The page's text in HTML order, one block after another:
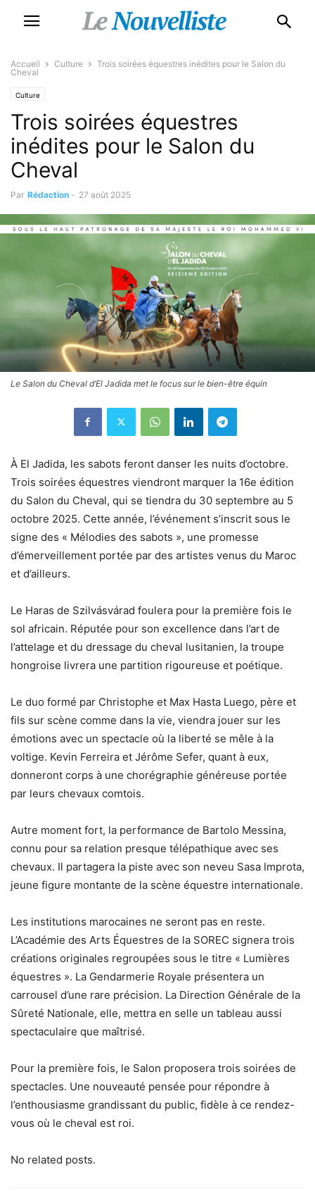
Accueil Culture
Trois soirées équestres inédites pour le Salon du
Cheval
Culture
Trois soirées équestres
inédites pour le Salon du
Cheval
Par Rédaction - 27 août 2025
Le Salon du Cheval d’El Jadida met le focus sur le bien-être équin
À El Jadida, les sabots feront danser les nuits d’octobre.
Trois soirées équestres viendront marquer la 16e édition
du Salon du Cheval, qui se tiendra du 30 septembre au 5
octobre 2025. Cette année, l’événement s’inscrit sous le
signe des « Mélodies des sabots », une promesse
d’émerveillement portée par des artistes venus du Maroc
et d’ailleurs.
Le Haras de Szilvásvárad foulera pour la première fois le
sol africain. Réputée pour son excellence dans l’art de
l’attelage et du dressage du cheval lusitanien, la troupe
hongroise livrera une partition rigoureuse et poétique.
Le duo formé par Christophe et Max Hasta Luego, père et
fils sur scène comme dans la vie, viendra jouer sur les
émotions avec un spectacle où la liberté se mêle à la
voltige. Kevin Ferreira et Jérôme Sefer, quant à eux,
donneront corps à une chorégraphie généreuse portée
par leurs chevaux comtois.
Autre moment fort, la performance de Bartolo Messina,
connu pour sa relation presque télépathique avec ses
chevaux. Il partagera la piste avec son neveu Sasa Improta,
jeune figure montante de la scène équestre internationale.
Les institutions marocaines ne seront pas en reste.
L’Académie des Arts Équestres de la SOREC signera trois
créations originales regroupées sous le titre « Lumières
équestres ». La Gendarmerie Royale présentera un
carrousel d’une rare précision. La Direction Générale de la
Sûreté Nationale, elle, mettra en selle un tableau aussi
spectaculaire que maîtrisé.
Pour la première fois, le Salon proposera trois soirées de
spectacles. Une nouveauté pensée pour répondre à
l’enthousiasme grandissant du public, fidèle à ce rendez-
vous où le cheval est roi.
No related posts.